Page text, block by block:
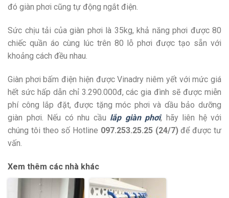
đó giàn phơi cũng tự động ngắt điện.
Sức chịu tải của giàn phơi là 35kg, khả năng phơi được 80
chiếc quần áo cùng lúc trên 80 lỗ phơi được tạo sẵn với
khoảng cách đều nhau.
Giàn phơi bấm điện hiện được Vinadry niêm yết với mức giá
hết sức hấp dẫn chỉ 3.290.000đ, các gia đình sẽ được miễn
phí công lắp đặt, được tặng móc phơi và dầu bảo dưỡng
giàn phơi. Nếu có nhu cầu lắp giàn phơi, hãy liên hệ với
chúng tôi theo số Hotline 097.253.25.25 (24/7)để được tư
vấn.
Xem thêm các nhà khác